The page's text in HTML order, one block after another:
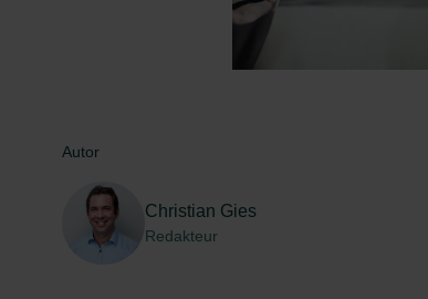
Autor
Christian Gies
Redakteur